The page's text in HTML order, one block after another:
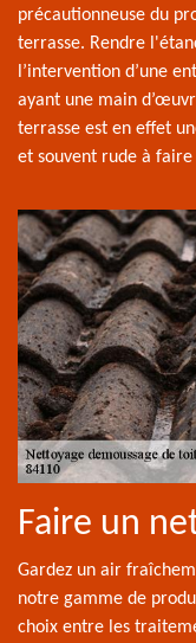
précautionneuse du
terrasse. Rendre
l’intervention d’une
ayant une main
terrasse est en effet
et souvent rude à
Faire un
Gardez un air
notre gamme de
choix entre les